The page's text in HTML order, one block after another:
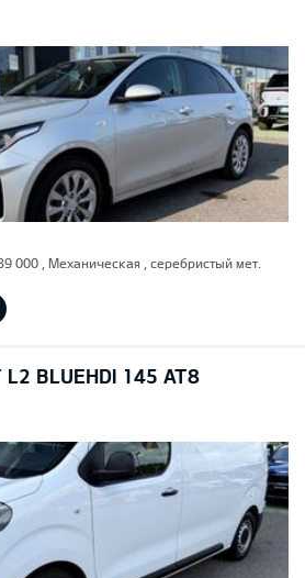
000 , Механическая , серебристый мет.
L2 BLUEHDI 145 AT8